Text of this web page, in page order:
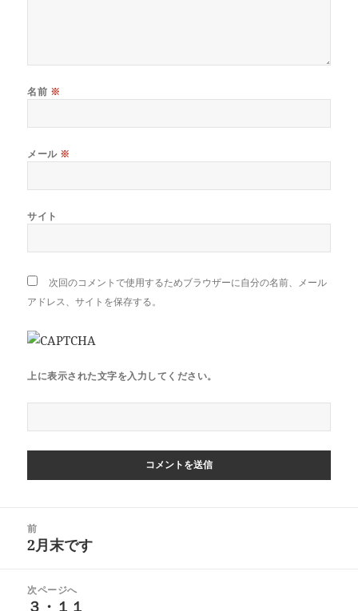
名前 ※
メール ※
サイト
次回のコメントで使用するためブラウザーに自分の名前、メール
アドレス、サイトを保存する。
上に表示された文字を入力してください。
前
前
投
稿:
2月末です
次ページへ
次
３・１１